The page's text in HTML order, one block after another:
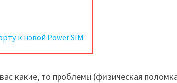
к новой Power SIM
какие, то проблемы (физическая